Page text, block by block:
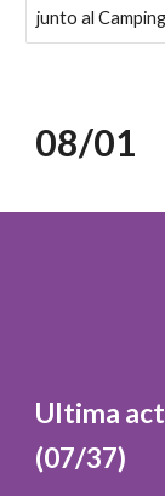
junto al
08/01
Ultima
(07/37)